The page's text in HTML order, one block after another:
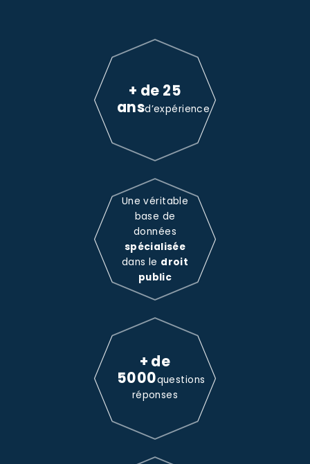
+ de 25
ansd’expérience
Une véritable
base de
données
spécialisée
dans le droit
public
+ de
5000questions
réponses